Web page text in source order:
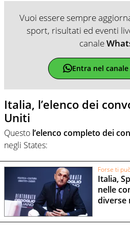
Vuoi essere sempre
sport, risultati ed eventi
canale
Entra nel
Italia, l’elenco dei
Uniti
Questo l’elenco completo dei
negli States:
Forse ti
Italia,
nelle
diverse